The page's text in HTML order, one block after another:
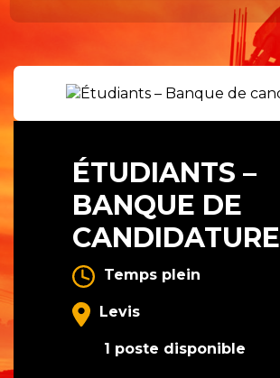
ÉTUDIANTS –
BANQUE DE
CANDIDATURE
Temps plein
Levis
1 poste disponible